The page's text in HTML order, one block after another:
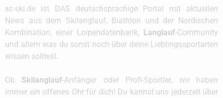
xc-ski.de ist DAS deutschsprachige Portal mit aktuellen
News aus dem Skilanglauf, Biathlon und der Nordischen
Kombination, einer Loipendatenbank, Langlauf-Community
und allem was du sonst noch über deine Lieblingssportarten
wissen solltest.
Ob Skilanglauf-Anfänger oder Profi-Sportler, wir haben
immer ein offenes Ohr für dich! Du kannst uns jederzeit über